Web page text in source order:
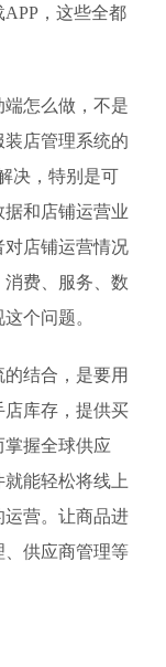
，这些全都
怎么做，不是
店管理系统的
决，特别是可
和店铺运营业
店铺运营情况
费、服务、数
个问题。
结合，是要用
店库存，提供买
握全球供应
能轻松将线上
营。让商品进
供应商管理等